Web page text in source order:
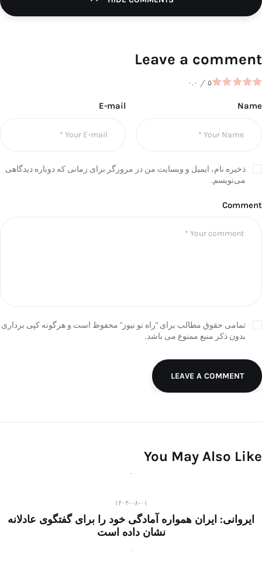
Leave a comment
۰.۰ / ۵
Name
E-mail
ذخیره نام، ایمیل و وبسایت من در مرورگر برای زمانی که دوباره دیدگاهی
می‌نویسم.
Comment
تمامی حقوق مطالب برای "راه نو نیوز" محفوظ است و هرگونه کپی برداری
بدون ذکر منبع ممنوع می باشد.
LEAVE A COMMENT
You May Also Like
۱۴۰۴-۰۸-۰۱
ایروانی: ایران همواره آمادگی خود را برای گفتگوی عادلانه
نشان داده است